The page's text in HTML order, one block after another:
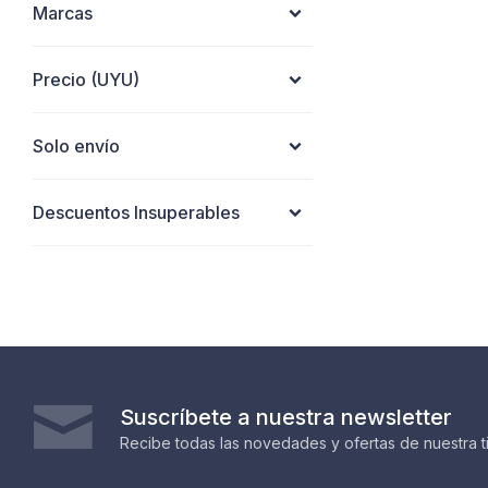
Marcas
Precio (UYU)
Solo envío
Descuentos Insuperables
Suscríbete a nuestra newsletter
Recibe todas las novedades y ofertas de nuestra